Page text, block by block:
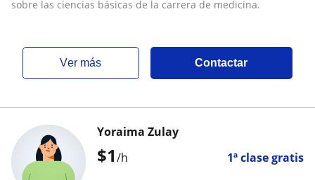
sobre las ciencias básicas de la carrera de medicina.
ver más Contactar
$1/h 1ª clase gratis
Yoraima Zulay